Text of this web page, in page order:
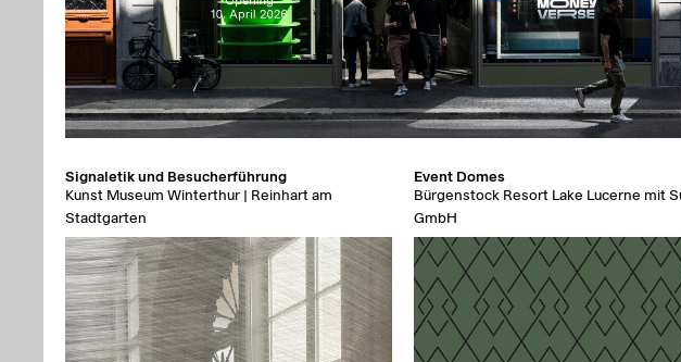
Signaletik und Besucherführung
Kunst Museum Winterthur | Reinhart am
Stadtgarten
Event Domes
Bürgenstock Resort Lake Lucerne mit
GmbH